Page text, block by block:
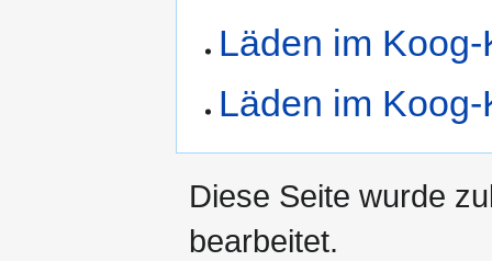
Läden im
Läden im
Diese Seite wurde
bearbeitet.